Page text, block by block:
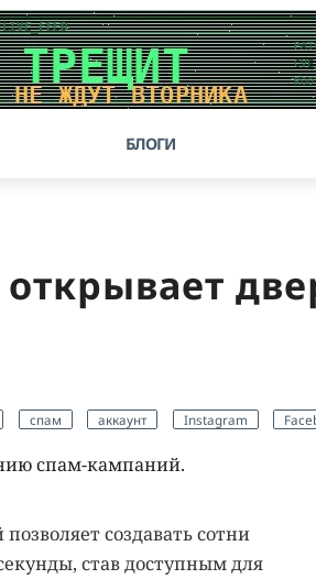
БЛОГИ
спам аккаунт Instagram
спам-кампаний.
создавать сотни
став доступным для